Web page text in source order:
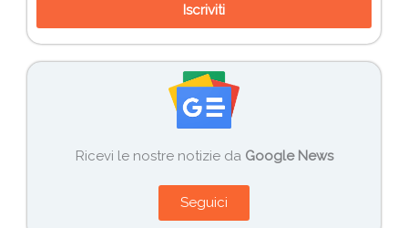
Iscriviti
Ricevi le nostre notizie da Google News
Seguici